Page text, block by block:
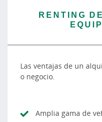
RENTING
Las ventajas de un
o negocio.
Amplia gama de